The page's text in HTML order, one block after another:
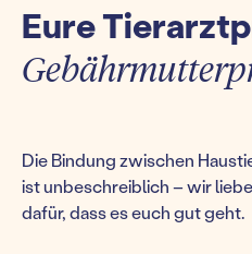
Eure
Die Bindung zwischen
ist unbeschreiblich – wir
dafür, dass es euch gut geht.